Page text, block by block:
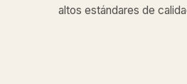
altos estándares de